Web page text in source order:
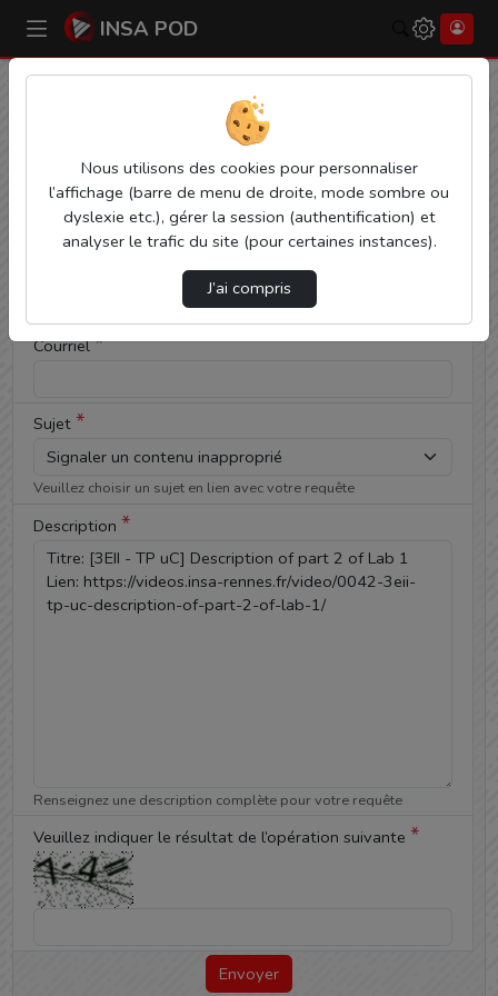
INSA POD Rechercher
Contactez nous
Votre message
Courriel*
Sujet*
Veuillez choisir un sujet en lien avec votre requête
Description*
Renseignez une description complète pour votre requête
Veuillez indiquer le résultat de l’opération suivante*
en métal
(obligatoire)
Envoyer
Nous utilisons des cookies pour personnaliser
l’affichage (barre de menu de droite, mode sombre ou
dyslexie etc.), gérer la session (authentification) et
analyser le trafic du site (pour certaines instances).
J’ai compris